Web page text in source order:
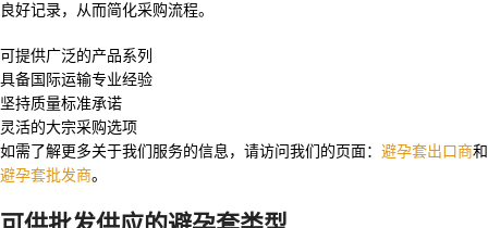
良好记录，从而简化采购流程。
可提供广泛的产品系列
具备国际运输专业经验
坚持质量标准承诺
灵活的大宗采购选项
如需了解更多关于我们服务的信息，请访问我们的页面： 避孕套出口商和
避孕套批发商。